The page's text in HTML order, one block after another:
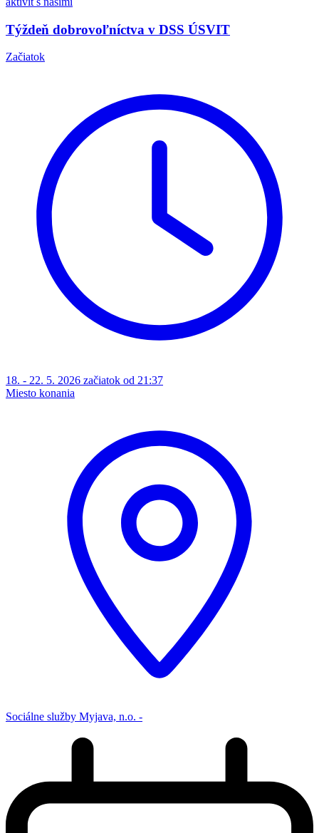
Týždeň dobrovoľníctva v DSS ÚSVIT
Začiatok
18. - 22. 5. 2026 začiatok od 21:37
Miesto konania
Sociálne služby Myjava, n.o. -